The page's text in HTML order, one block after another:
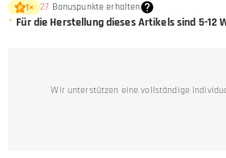
1× 27 Bonuspunkte erhalten
* Für die Herstellung dieses Artikels sind 5-12
Wir unterstützen eine vollständige